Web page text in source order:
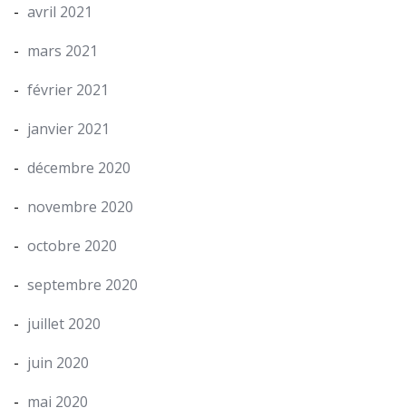
avril 2021
mars 2021
février 2021
janvier 2021
décembre 2020
novembre 2020
octobre 2020
septembre 2020
juillet 2020
juin 2020
mai 2020